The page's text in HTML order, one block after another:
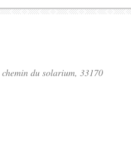
chemin du solarium, 33170